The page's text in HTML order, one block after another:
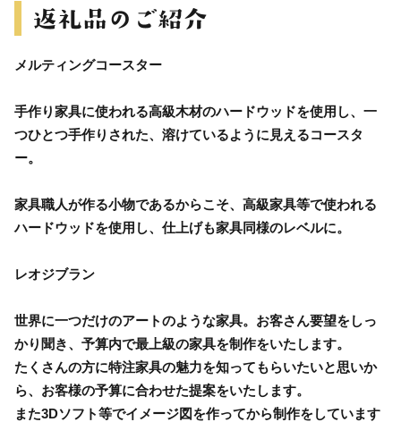
メルティングコースター
手作り家具に使われる高級木材のハードウッドを使用し、一
つひとつ手作りされた、溶けているように見えるコースタ
ー。
家具職人が作る小物であるからこそ、高級家具等で使われる
ハードウッドを使用し、仕上げも家具同様のレベルに。
レオジブラン
世界に一つだけのアートのような家具。お客さん要望をしっ
かり聞き、予算内で最上級の家具を制作をいたします。
たくさんの方に特注家具の魅力を知ってもらいたいと思いか
ら、お客様の予算に合わせた提案をいたします。
また3Dソフト等でイメージ図を作ってから制作をしています